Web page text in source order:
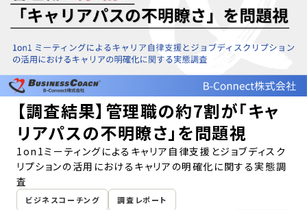
執筆者一覧
キーワード一覧
AboutCOACHING TIMES
メールマガジン
お問い合わせ
ビジネスコーチング 調査レポート
【調査結果】管理職の約7割が「キャ
リアパスの不明瞭さ」を問題視
1on1ミーティングによるキャリア自律支援とジョブディスク
リプションの活用におけるキャリアの明確化に関する実態調
査